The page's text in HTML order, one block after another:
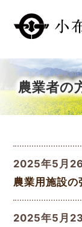
農業者の
2025年5月
農業用施設の
2025年5月